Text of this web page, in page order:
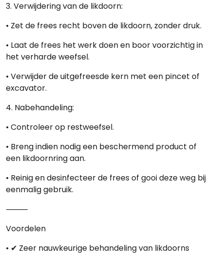
3. Verwijdering van de likdoorn:
• Zet de frees recht boven de likdoorn, zonder druk.
• Laat de frees het werk doen en boor voorzichtig in
het verharde weefsel.
• Verwijder de uitgefreesde kern met een pincet of
excavator.
4. Nabehandeling:
• Controleer op restweefsel.
• Breng indien nodig een beschermend product of
een likdoornring aan.
• Reinig en desinfecteer de frees of gooi deze weg bij
eenmalig gebruik.
⸻
Voordelen
• ✔ Zeer nauwkeurige behandeling van likdoorns